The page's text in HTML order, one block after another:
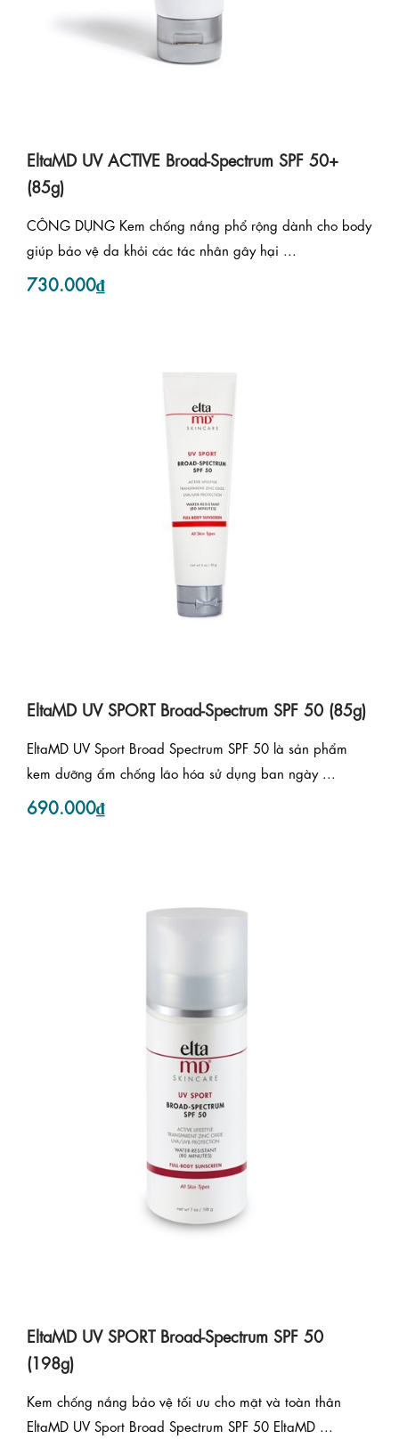
EltaMD UV ACTIVE Broad-Spectrum SPF 50+
(85g)
CÔNG DỤNG Kem chống nắng phổ rộng dành cho body
giúp bảo vệ da khỏi các tác nhân gây hại ...
730.000₫
EltaMD UV SPORT Broad-Spectrum SPF 50 (85g)
EltaMD UV Sport Broad Spectrum SPF 50 là sản phẩm
kem dưỡng ẩm chống lão hóa sử dụng ban ngày ...
690.000₫
EltaMD UV SPORT Broad-Spectrum SPF 50
(198g)
Kem chống nắng bảo vệ tối ưu cho mặt và toàn thân
EltaMD UV Sport Broad Spectrum SPF 50 EltaMD ...